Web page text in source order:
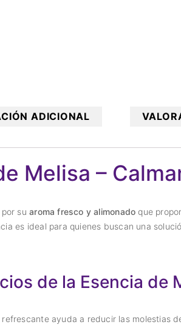
ADICIONAL
Melisa –
por suaroma fresco y alimonado que
es ideal para quienes buscan una
de la Esencia de
ayuda a reducir las molestias